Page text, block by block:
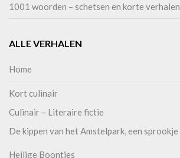
1001 woorden – schetsen en korte verhalen
ALLE VERHALEN
Home
Kort culinair
Culinair – Literaire fictie
De kippen van het Amstelpark, een sprookje
Heilige Boontjes